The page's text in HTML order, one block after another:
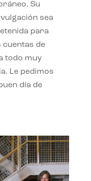
Su
sea
para
cuentas de
todo muy
Le pedimos
día de